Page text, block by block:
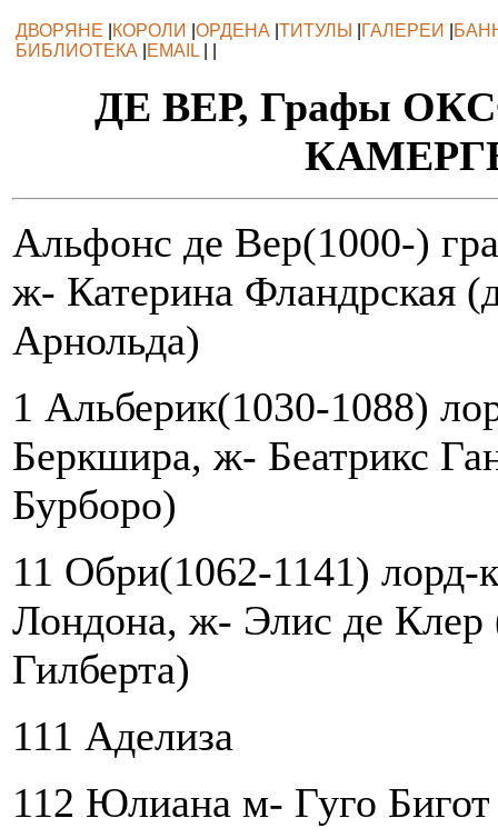
ДВОРЯНЕ КОРОЛИ ОРДЕНА ТИТУЛЫ ГАЛЕРЕИ
БИБЛИОТЕКА
EMAIL
ДЕ ВЕР, Графы
Альфонс де Вер(1000-)
ж- Катерина Фландрская
Арнольда)
1 Альберик(1030-1088)
Беркшира, ж- Беатрикс
Бурборо)
11 Обри(1062-1141) лорд-
Лондона, ж- Элис де Клер
Гилберта)
111 Аделиза
112 Юлиана м- Гуго Бигот